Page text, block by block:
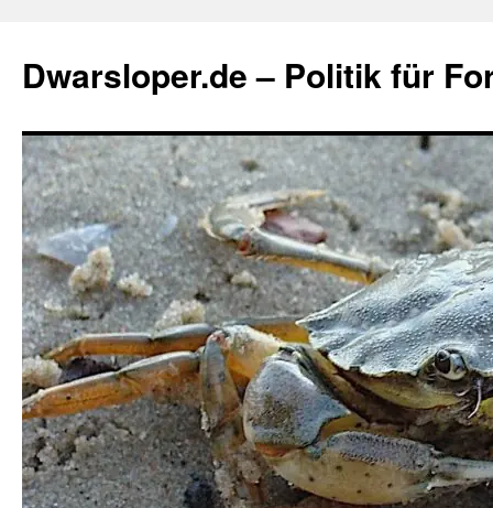
springen
Dwarsloper.de – Politik für